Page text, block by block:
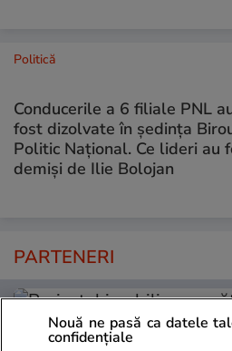
Politică
Conducerile a 6 filiale PNL
fost dizolvate în ședința
Politic Național. Ce lideri au
demiși de Ilie Bolojan
PARTENERI
Nouă ne pasă ca datele
confidențiale